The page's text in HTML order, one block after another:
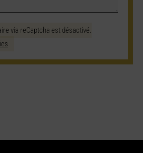
via reCaptcha est désactivé.